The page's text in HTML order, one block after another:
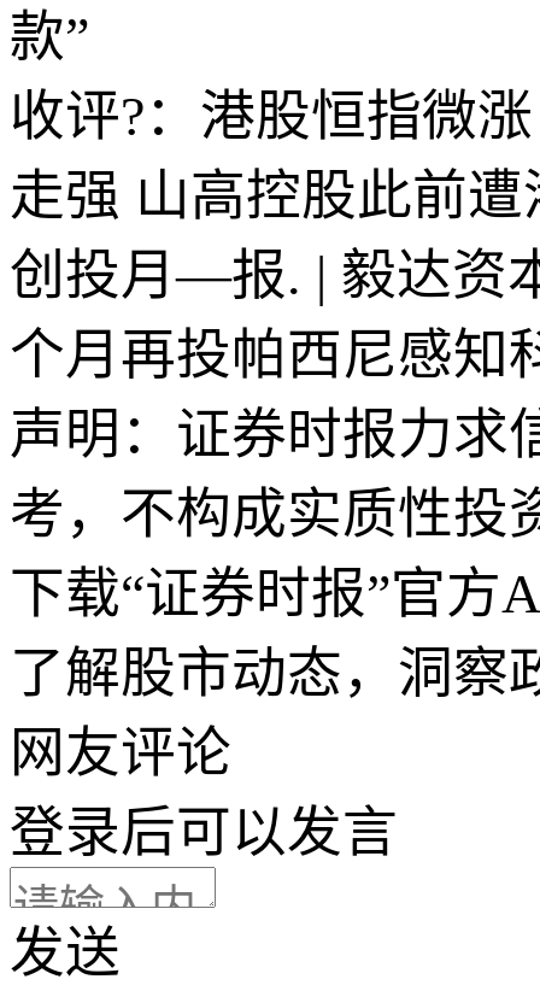
款”
收评?：港股恒指微
走强 山高控股此前
创投月—报. | 毅达资
个月再投帕西尼感知
声明：证券时报力求
考，不构成实质性投
下载“证券时报”官方
了解股市动态，洞察
网友评论
登录后可以发言
发送